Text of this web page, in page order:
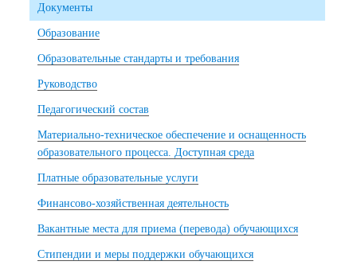
Документы
Образование
Образовательные стандарты и требования
Руководство
Педагогический состав
Материально-техническое обеспечение и оснащенность
образовательного процесса. Доступная среда
Платные образовательные услуги
Финансово-хозяйственная деятельность
Вакантные места для приема (перевода) обучающихся
Стипендии и меры поддержки обучающихся